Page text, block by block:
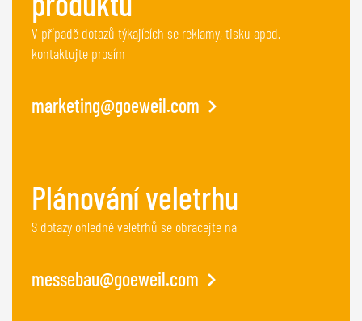
V případě dotazů týkajících se reklamy, tisku apod.
kontaktujte prosím
marketing@goeweil.com
Plánování veletrhu
S dotazy ohledně veletrhů se obracejte na
messebau@goeweil.com